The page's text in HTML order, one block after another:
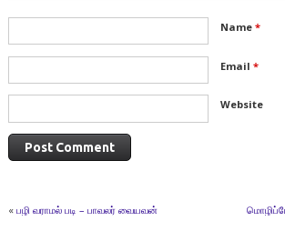
Name *
Email *
Website
« பழி வராமல் படி – பாவலர் வையவன்